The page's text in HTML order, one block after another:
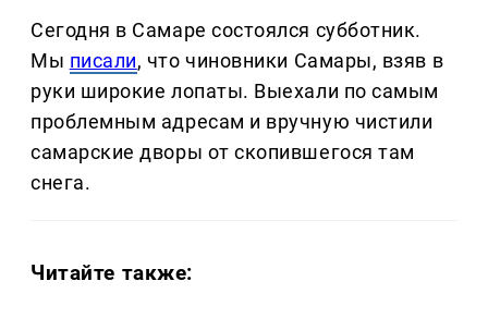
Сегодня в Самаре состоялся субботник.
Мы писали, что чиновники Самары, взяв в
руки широкие лопаты. Выехали по самым
проблемным адресам и вручную чистили
самарские дворы от скопившегося там
снега.
Читайте также: